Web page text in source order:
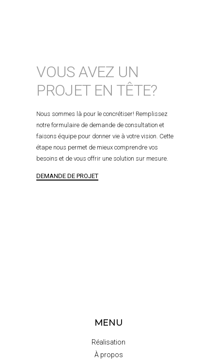
VOUS AVEZ UN
PROJET EN TÊTE?
Nous sommes là pour le concrétiser! Remplissez
notre formulaire de demande de consultation et
faisons équipe pour donner vie à votre vision. Cette
étape nous permet de mieux comprendre vos
besoins et de vous offrir une solution sur mesure.
DEMANDE DE PROJET
MENU
Réalisation
À propos